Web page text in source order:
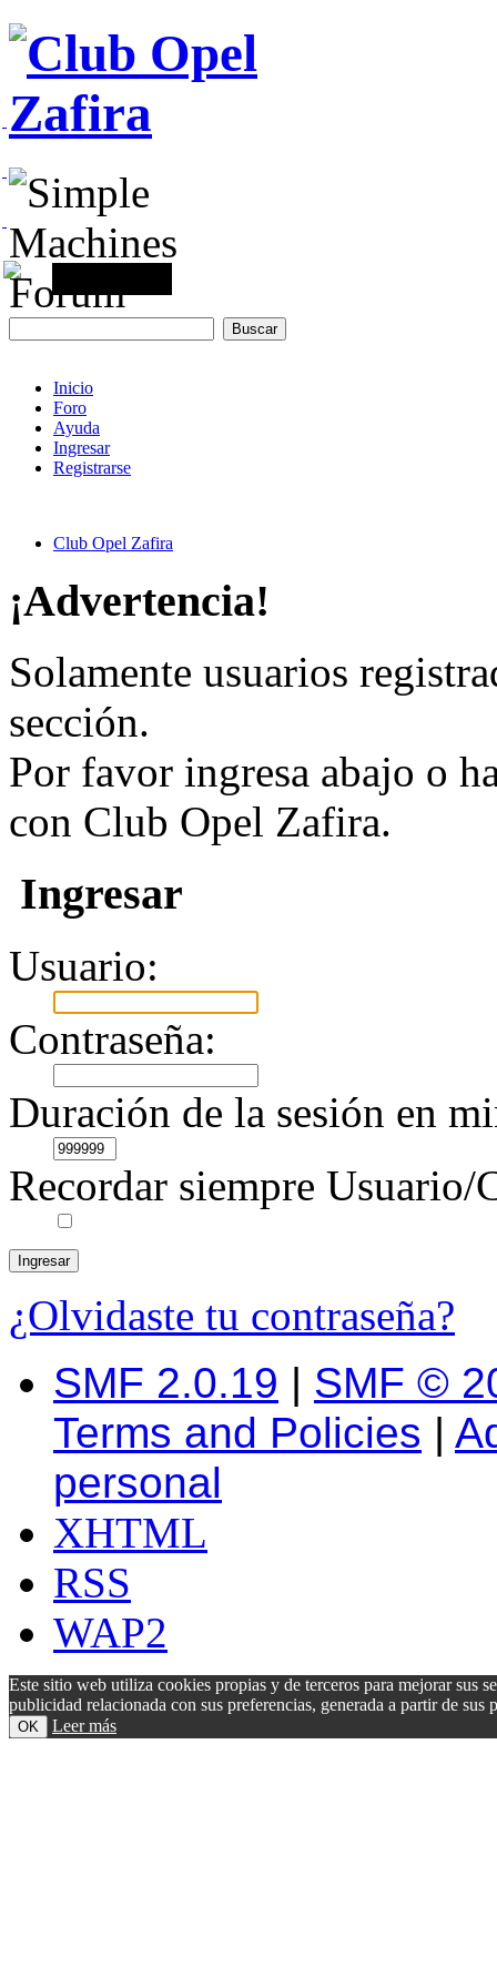
Inicio
Foro
Ayuda
Ingresar
Registrarse
Club Opel Zafira
¡Advertencia!
Solamente usuarios
sección.
Por favor ingresa abajo o
con Club Opel Zafira.
Ingresar
Usuario:
Contraseña:
Duración de la sesión en
Recordar siempre Usuario/
¿Olvidaste tu contraseña?
SMF 2.0.19 | SMF ©
Terms and Policies |
personal
XHTML
RSS
WAP2
Este sitio web utiliza cookies propias y de terceros para mejorar sus
publicidad relacionada con sus preferencias, generada a partir de
OK Leer más